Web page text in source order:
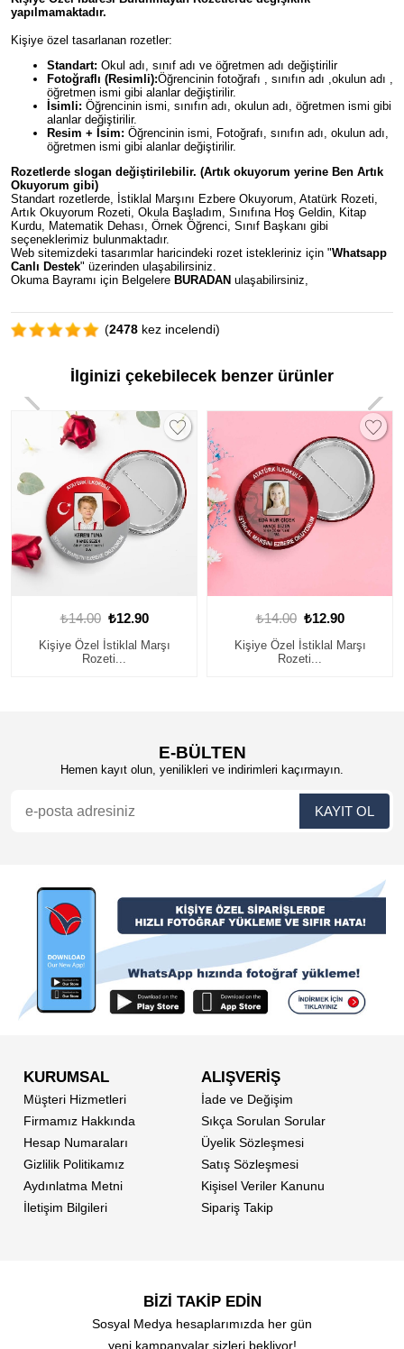
yapılmamaktadır.
Kişiye özel tasarlanan rozetler:
Standart: Okul adı, sınıf adı ve öğretmen adı değiştirilir
Fotoğraflı (Resimli):Öğrencinin fotoğrafı , sınıfın adı ,okulun adı ,
öğretmen ismi gibi alanlar değiştirilir.
İsimli: Öğrencinin ismi, sınıfın adı, okulun adı, öğretmen ismi gibi
alanlar değiştirilir.
Resim + İsim: Öğrencinin ismi, Fotoğrafı, sınıfın adı, okulun adı,
öğretmen ismi gibi alanlar değiştirilir.
Rozetlerde slogan değiştirilebilir. (Artık okuyorum yerine Ben Artık
Okuyorum gibi)
Standart rozetlerde, İstiklal Marşını Ezbere Okuyorum, Atatürk Rozeti,
Artık Okuyorum Rozeti, Okula Başladım, Sınıfına Hoş Geldin, Kitap
Kurdu, Matematik Dehası, Örnek Öğrenci, Sınıf Başkanı gibi
seçeneklerimiz bulunmaktadır.
Web sitemizdeki tasarımlar haricindeki rozet istekleriniz için "Whatsapp
Canlı Destek" üzerinden ulaşabilirsiniz.
Okuma Bayramı için Belgelere BURADAN ulaşabilirsiniz,
(2478 kez incelendi)
İlginizi çekebilecek benzer ürünler
Marşı
Kişiye Özel İstiklal Marşı
Kişiye Özel
E-BÜLTEN
Hemen kayıt olun, yenilikleri ve indirimleri kaçırmayın.
KURUMSAL
Müşteri Hizmetleri
Firmamız Hakkında
Hesap Numaraları
Gizlilik Politikamız
Aydınlatma Metni
İletişim Bilgileri
ALIŞVERİŞ
İade ve Değişim
Sıkça Sorulan Sorular
Üyelik Sözleşmesi
Satış Sözleşmesi
Kişisel Veriler Kanunu
Sipariş Takip
BİZİ TAKİP EDİN
Sosyal Medya hesaplarımızda her gün
yeni kampanyalar sizleri bekliyor!